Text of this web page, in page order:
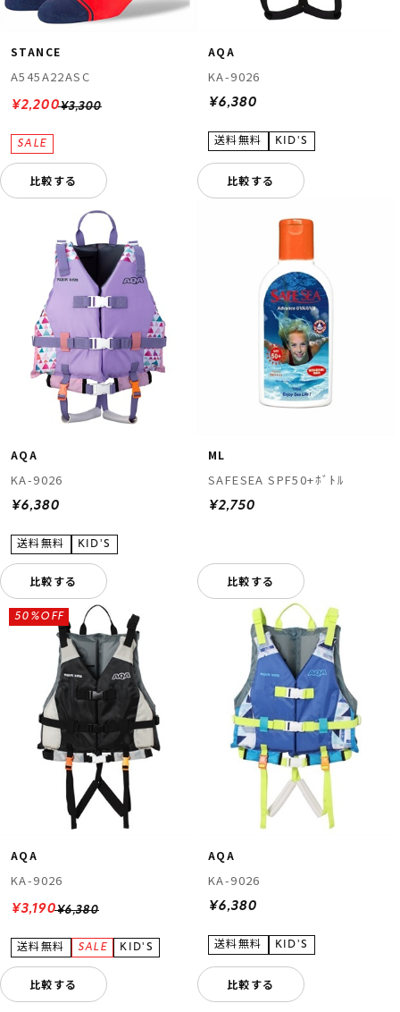
STANCE
A545A22ASC
¥3,300
¥2,200
比較する
AQA
KA-9026
¥6,380
比較する
AQA
KA-9026
¥6,380
比較する
ML
SAFESEA SPF50+ﾎﾞﾄﾙ
¥2,750
比較する
AQA
KA-9026
¥6,380
50%OFF
¥3,190
比較する
AQA
KA-9026
¥6,380
比較する